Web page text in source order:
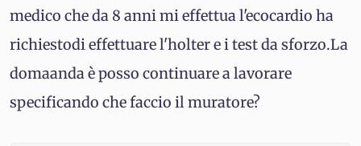
medico che da 8 anni mi effettua l'ecocardio ha
richiestodi effettuare l'holter e i test da sforzo.La
domaanda è posso continuare a lavorare
specificando che faccio il muratore?